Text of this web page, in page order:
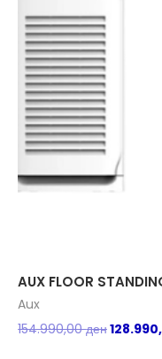
AUX FLOOR
Aux
154.990,00ден